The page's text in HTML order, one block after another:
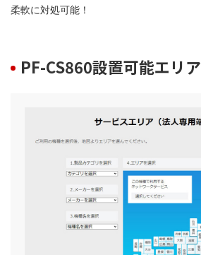
柔軟に対処可能！
PF-CS860設置可能エリア